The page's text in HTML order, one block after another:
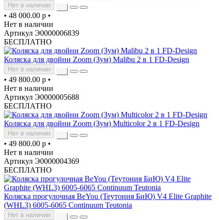
Нет в наличии
• 48 000.00 р •
Нет в наличии
Артикул Э0000006839
БЕСПЛАТНО
Коляска для двойни Zoom (Зум) Malibu 2 в 1 FD-Design
Нет в наличии
• 49 800.00 р •
Нет в наличии
Артикул Э0000005688
БЕСПЛАТНО
Коляска для двойни Zoom (Зум) Multicolor 2 в 1 FD-Design
Нет в наличии
• 49 800.00 р •
Нет в наличии
Артикул Э0000004369
БЕСПЛАТНО
Коляска прогулочная BeYou (Теутония БиЮ) V4 Elite Graphite
(WHL3) 6005-6065 Continuum Teutonia
Нет в наличии